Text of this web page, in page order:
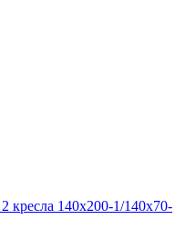
кресла 140х200-1/140х70-